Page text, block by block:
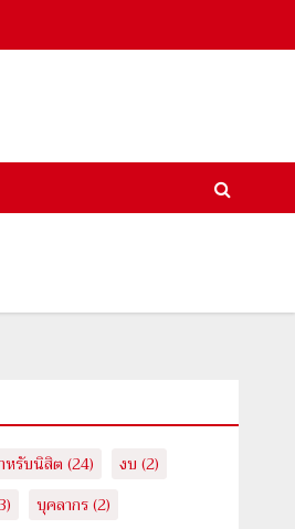
หรับนิสิต (24) งบ (2)
บุคลากร(2)